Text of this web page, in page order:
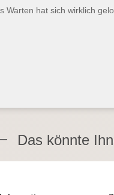
Warten hat sich wirklich
Das könnte